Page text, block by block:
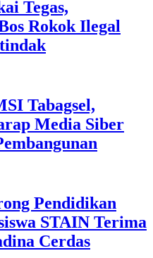
Tegas,
Rokok Ilegal
Tabagsel,
Media Siber
Pendidikan
STAIN Terima
Cerdas